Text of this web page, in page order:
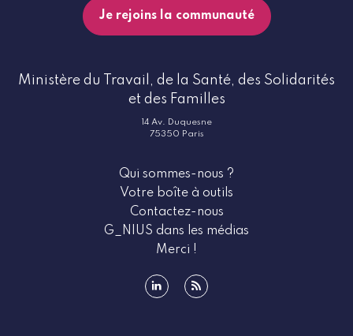
Je rejoins la communauté
Ministère du Travail, de la Santé, des Solidarités
et des Familles
14 Av. Duquesne
75350 Paris
Qui sommes-nous ?
Votre boîte à outils
Contactez-nous
G_NIUS dans les médias
Merci !